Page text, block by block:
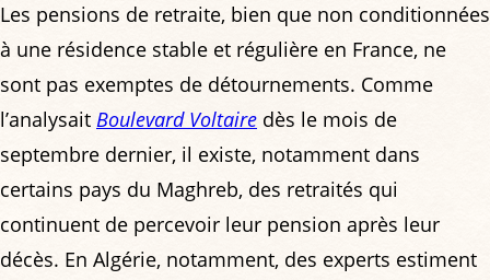
Les pensions de retraite, bien que non conditionnées
à une résidence stable et régulière en France, ne
sont pas exemptes de détournements. Comme
l’analysait Boulevard Voltaire dès le mois de
septembre dernier, il existe, notamment dans
certains pays du Maghreb, des retraités qui
continuent de percevoir leur pension après leur
décès. En Algérie, notamment, des experts estiment